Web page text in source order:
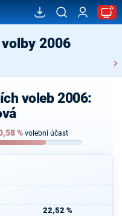
2006
voleb 2006:
% volební účast
22,52 %